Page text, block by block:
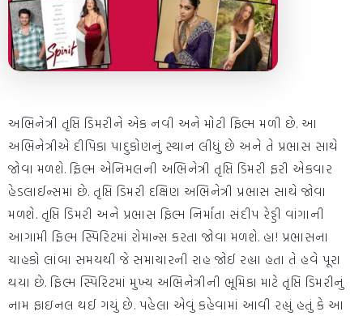
અભિનેત્રી તૃપ્તિ ડિમરીને એક નવી અને મોટી ફિલ્મ મળી છે. આ
અભિનેત્રીએ દીપિકા પાદુકોણનું સ્થાન લીધું છે અને તે પ્રભાસ સાથે
જોવા મળશે. ફિલ્મ એનિમલની અભિનેત્રી તૃપ્તિ ડિમરી ફરી એકવાર
હેડલાઈન્સમાં છે. તૃપ્તિ ડિમરી દક્ષિણ અભિનેત્રી પ્રભાસ સાથે જોવા
મળશે. તૃપ્તિ ડિમરી અને પ્રભાસ ફિલ્મ નિર્માતા સંદીપ રેડ્ડી વાંગાની
આગામી ફિલ્મ સ્પિરિટમાં રોમાન્સ કરતા જોવા મળશે. હા! પ્રભાસના
ચાહકો લાંબા સમયથી જે સમાચારની રાહ જોઈ રહ્યા હતા તે હવે પૂરા
થયા છે. ફિલ્મ સ્પિરિટમાં મુખ્ય અભિનેત્રીની ભૂમિકા માટે તૃપ્તિ ડિમરીનું
નામ ફાઇનલ થઈ ગયું છે. પહેલા એવું કહેવામાં આવી રહ્યું હતું કે આ